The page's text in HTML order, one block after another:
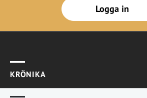
Logga in
KRÖNIKA